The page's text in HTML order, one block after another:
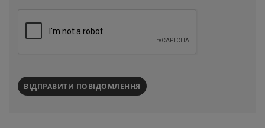
ВІДПРАВИТИ ПОВІДОМЛЕННЯ